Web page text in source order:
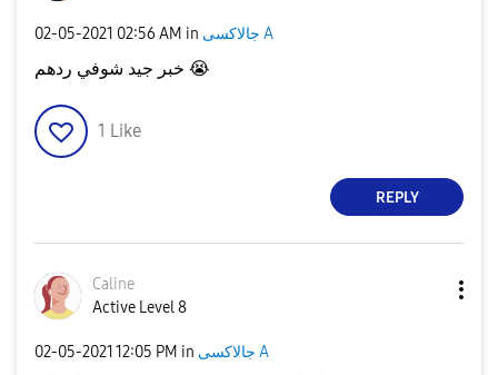
‎02-05-2021 02:56 AM in جالاكسى A
😭
1 Like
REPLY
Caline
Active Level 8
‎02-05-2021 12:05 PM in جالاكسى A